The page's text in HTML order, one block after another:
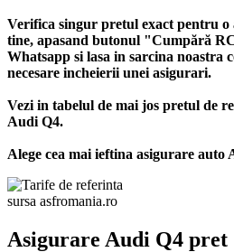
Verifica singur pretul exact pentru
tine, apasand butonul "Cumpără
Whatsapp si lasa in sarcina noastra
necesare incheierii unei asigurari.
Vezi in tabelul de mai jos pretul de
Audi Q4.
Alege cea mai ieftina asigurare auto
sursa asfromania.ro
Asigurare Audi Q4 pret